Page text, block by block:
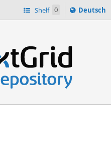
Shelf 0
Sprache
ï¿½ndern
Deutsch